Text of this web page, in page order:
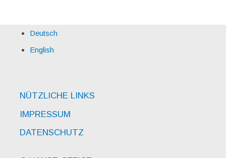
Deutsch
English
NÜTZLICHE LINKS
IMPRESSUM
DATENSCHUTZ